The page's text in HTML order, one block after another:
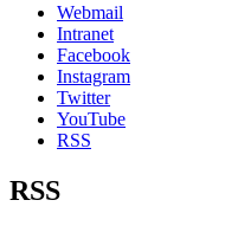
Webmail
Intranet
Facebook
Instagram
Twitter
YouTube
RSS
RSS